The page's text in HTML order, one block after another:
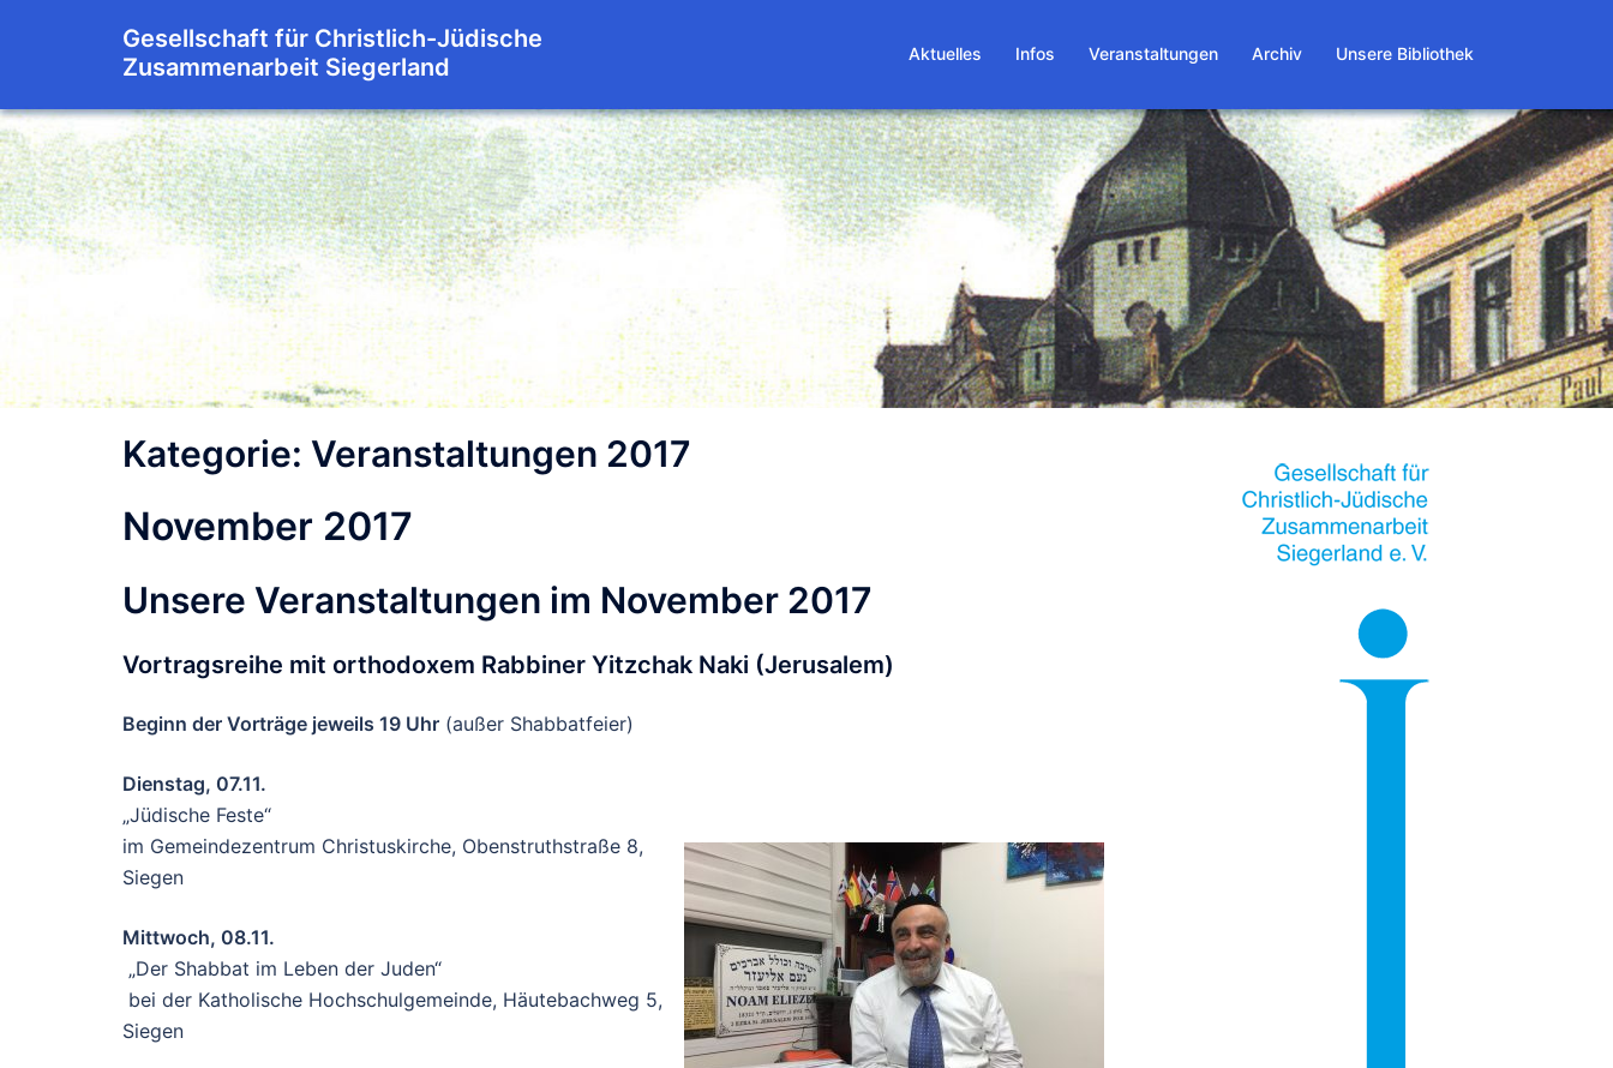
Gesellschaft für Christlich-Jüdische
Zusammenarbeit Siegerland
Aktuelles Infos Veranstaltungen Archiv Unsere Bibliothek
Kategorie: Veranstaltungen 2017
November 2017
Unsere Veranstaltungen im November 2017
Vortragsreihe mit orthodoxem Rabbiner Yitzchak Naki (Jerusalem)
Beginn der Vorträge jeweils 19 Uhr (außer Shabbatfeier)
Dienstag, 07.11.
„Jüdische Feste“
im Gemeindezentrum Christuskirche, Obenstruthstraße 8,
Siegen
Mittwoch, 08.11.
„Der Shabbat im Leben der Juden“
bei der Katholische Hochschulgemeinde, Häutebachweg 5,
Siegen